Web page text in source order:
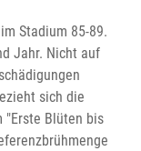
Stadium 85-89.
Jahr. Nicht auf
sich die
"Erste Blüten bis